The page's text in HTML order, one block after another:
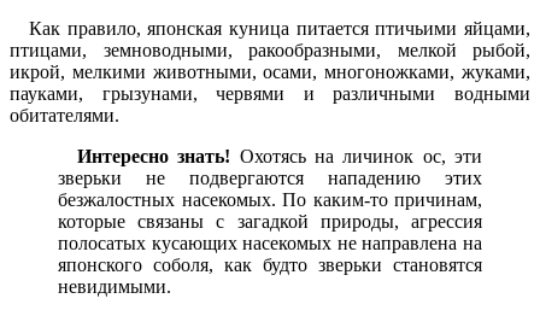
Как правило, японская куница питается птичьими яйцами,
птицами, земноводными, ракообразными, мелкой рыбой,
икрой, мелкими животными, осами, многоножками, жуками,
пауками, грызунами, червями и различными водными
обитателями.
Интересно знать! Охотясь на личинок ос, эти
зверьки не подвергаются нападению этих
безжалостных насекомых. По каким-то причинам,
которые связаны с загадкой природы, агрессия
полосатых кусающих насекомых не направлена на
японского соболя, как будто зверьки становятся
невидимыми.